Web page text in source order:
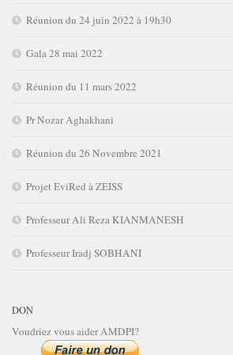
Réunion du 24 juin 2022 à 19h30
Gala 28 mai 2022
Réunion du 11 mars 2022
Pr Nozar Aghakhani
Réunion du 26 Novembre 2021
Projet EviRed à ZEISS
Professeur Ali Reza KIANMANESH
Professeur Iradj SOBHANI
DON
Voudriez vous aider AMDPI?